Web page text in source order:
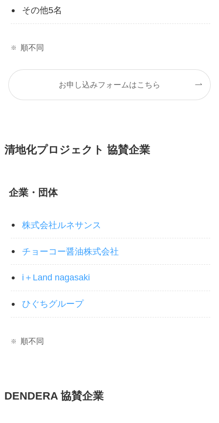
その他5名
順不同
お申し込みフォームはこちら
清地化プロジェクト 協賛企業
企業・団体
株式会社ルネサンス
チョーコー醤油株式会社
i＋Land nagasaki
ひぐちグループ
順不同
DENDERA 協賛企業